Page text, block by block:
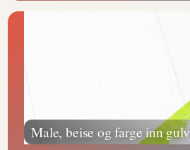
Male, beise og farge inn gulv